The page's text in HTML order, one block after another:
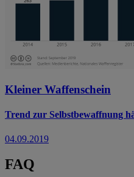
Kleiner Waffenschein
Trend zur Selbstbewaffnung
04.09.2019
FAQ